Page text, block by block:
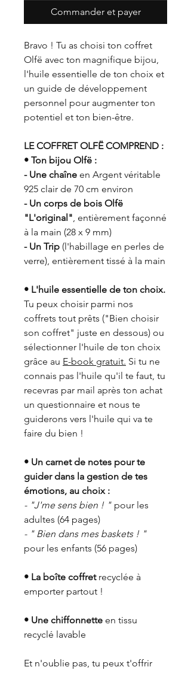
Commander et payer
Bravo ! Tu as choisi ton coffret
Olfë avec ton magnifique bijou,
l'huile essentielle de ton choix et
un guide de développement
personnel pour augmenter ton
potentiel et ton bien-être.
LE COFFRET OLFË COMPREND :
• Ton bijou Olfë :
- Une chaîne en Argent véritable
925 clair de 70 cm environ
- Un corps de bois Olfë
"L'original" , entièrement façonné
à la main (28 x 9 mm)
- Un Trip (l'habillage en perles de
verre), entièrement tissé à la main
• L'huile essentielle de ton choix.
Tu peux choisir parmi nos
coffrets tout prêts ("Bien choisir
son coffret" juste en dessous) ou
sélectionner l'huile de ton choix
grâce au E-book gratuit. Si tu ne
connais pas l'huile qu'il te faut, tu
recevras par mail après ton achat
un questionnaire et nous te
guiderons vers l'huile qui va te
faire du bien !
• Un carnet de notes pour te
guider dans la gestion de tes
émotions, au choix :
- "J'me sens bien ! " pour les
adultes (64 pages)
- " Bien dans mes baskets ! "
pour les enfants (56 pages)
• La boîte coffretrecyclée à
emporter partout !
• Une chiffonnette en tissu
recyclé lavable
Et n'oublie pas, tu peux t'offrir